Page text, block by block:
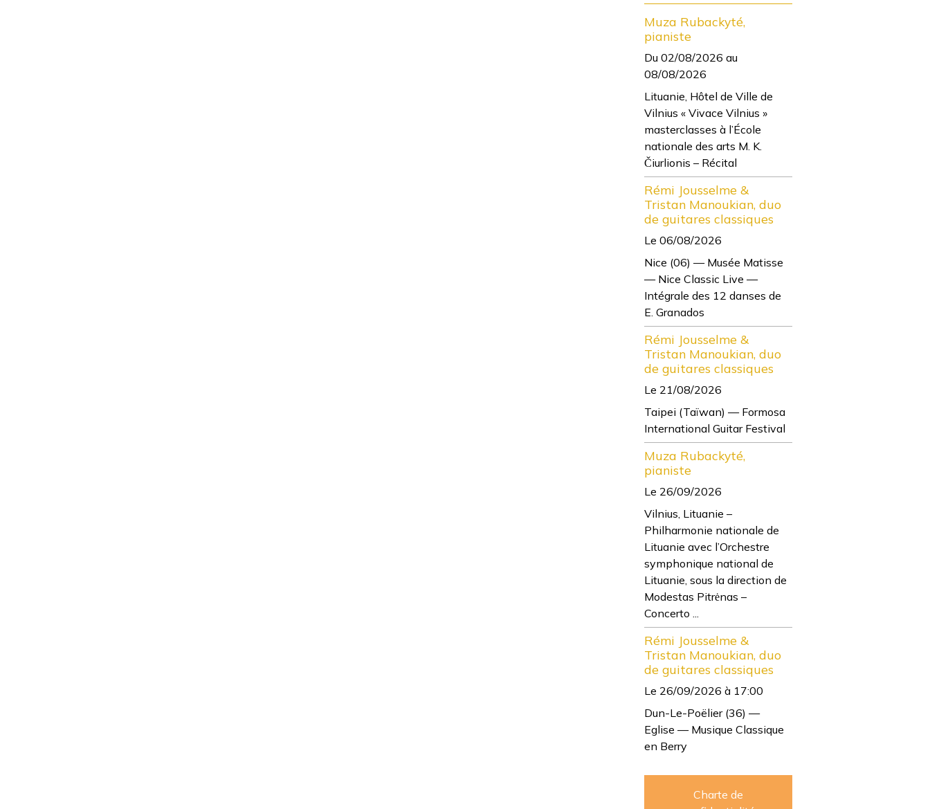
Muza Rubackyté,
pianiste
Du 02/08/2026 au
08/08/2026
Lituanie, Hôtel de Ville de
Vilnius « Vivace Vilnius »
masterclasses à l’École
nationale des arts M. K.
Čiurlionis – Récital
Rémi Jousselme &
Tristan Manoukian, duo
de guitares classiques
Le 06/08/2026
Nice (06) — Musée Matisse
— Nice Classic Live —
Intégrale des 12 danses de
E. Granados
Rémi Jousselme &
Tristan Manoukian, duo
de guitares classiques
Le 21/08/2026
Taipei (Taïwan) — Formosa
International Guitar Festival
Muza Rubackyté,
pianiste
Le 26/09/2026
Vilnius, Lituanie –
Philharmonie nationale de
Lituanie avec l’Orchestre
symphonique national de
Lituanie, sous la direction de
Modestas Pitrėnas –
Concerto ...
Rémi Jousselme &
Tristan Manoukian, duo
de guitares classiques
Le 26/09/2026 à 17:00
Dun-Le-Poëlier (36) —
Eglise — Musique Classique
en Berry
Charte de